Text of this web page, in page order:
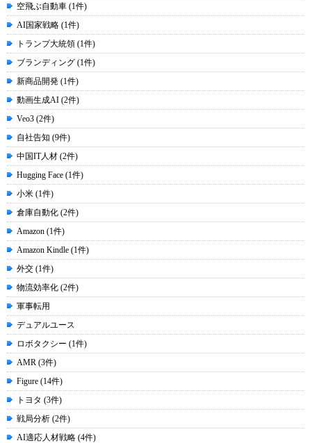
空飛ぶ自動車 (1件)
AI国家戦略 (1件)
トランプ大統領 (1件)
ブランディング (1件)
新商品開発 (1件)
動画生成AI (2件)
Veo3 (2件)
自社告知 (9件)
中国IT人材 (2件)
Hugging Face (1件)
小米 (1件)
倉庫自動化 (2件)
Amazon (1件)
Amazon Kindle (1件)
外交 (1件)
物流効率化 (2件)
軍事転用
デュアルユース
ロボタクシー (1件)
AMR (3件)
Figure (14件)
トヨタ (3件)
戦局分析 (2件)
AI適応人材戦略 (4件)